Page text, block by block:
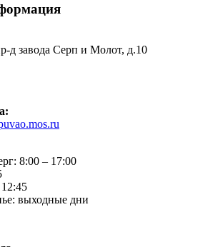
д завода Серп и Молот, д.10
8:00 – 17:00
выходные дни